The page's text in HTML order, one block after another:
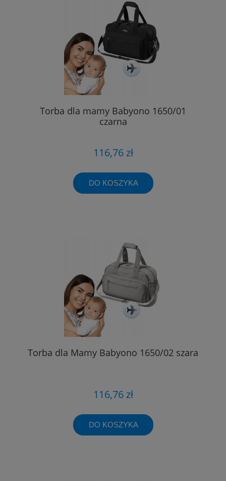
Torba dla mamy Babyono 1650/01
czarna
116,76 zł
DO KOSZYKA
Torba dla Mamy Babyono 1650/02 szara
116,76 zł
DO KOSZYKA